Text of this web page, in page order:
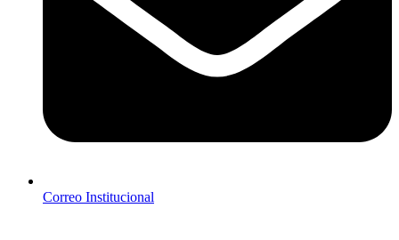
Correo Institucional